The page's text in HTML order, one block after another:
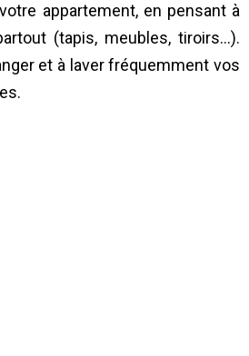
votre appartement, en pensant à
(tapis, meubles, tiroirs…).
et à laver fréquemment vos